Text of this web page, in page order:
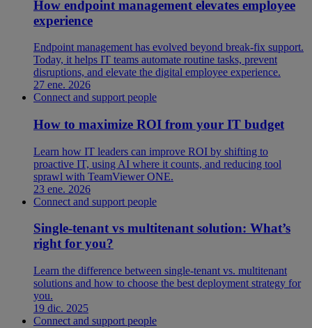
How endpoint management elevates employee
experience
Endpoint management has evolved beyond break-fix support.
Today, it helps IT teams automate routine tasks, prevent
disruptions, and elevate the digital employee experience.
27 ene. 2026
Connect and support people
How to maximize ROI from your IT budget
Learn how IT leaders can improve ROI by shifting to
proactive IT, using AI where it counts, and reducing tool
sprawl with TeamViewer ONE.
23 ene. 2026
Connect and support people
Single-tenant vs multitenant solution: What’s
right for you?
Learn the difference between single-tenant vs. multitenant
solutions and how to choose the best deployment strategy for
you.
19 dic. 2025
Connect and support people